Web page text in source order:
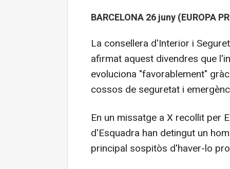
BARCELONA 26 juny (EUROPA
La consellera d'Interior i
afirmat aquest divendres que
evoluciona "favorablement"
cossos de seguretat i
En un missatge a X recollit per
d'Esquadra han detingut un
principal sospitòs d'haver-lo